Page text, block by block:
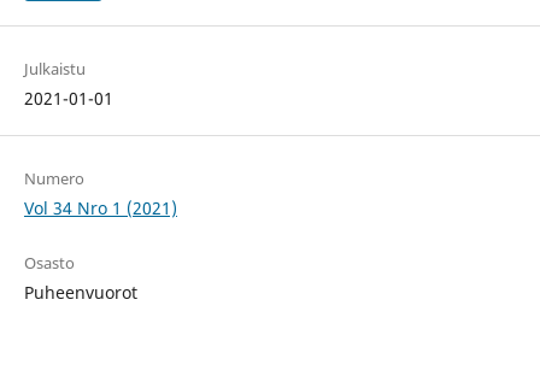
Julkaistu
2021-01-01
Numero
Vol 34 Nro 1 (2021)
Osasto
Puheenvuorot